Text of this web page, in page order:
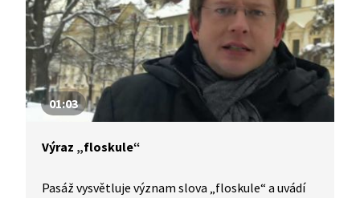
01:03
Výraz „floskule“
Pasáž vysvětluje význam slova „floskule“ a uvádí